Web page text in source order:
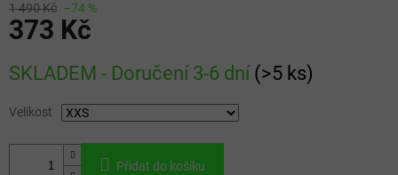
1 490 Kč –74 %
373 Kč
cena:
SKLADEM - Doručení 3-6 dní (>5 ks)
Velikost
Přidat do košíku